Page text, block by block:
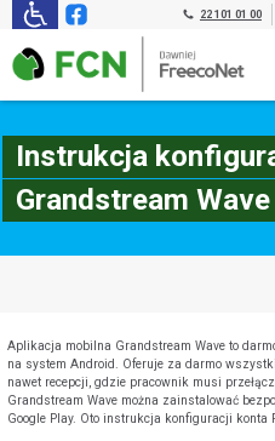
22 101 01 00
Załóż konto
Instrukcja
Grandstream
Aplikacja mobilna Grandstream Wave to
na system Android. Oferuje za darmo
nawet recepcji, gdzie pracownik musi
Grandstream Wave można zainstalować
Google Play. Oto instrukcja konfiguracji konta